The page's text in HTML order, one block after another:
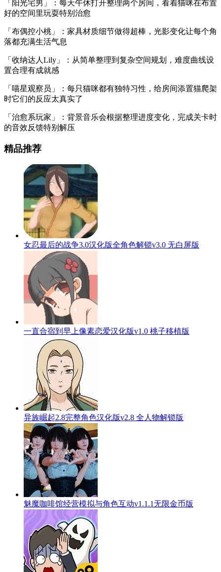
「阳光宅男」：每天午休打开整理两个房间，看着猫咪在布置
好的空间里玩耍特别治愈
「布偶控小桃」：家具材质细节做得超棒，光影变化让每个角
落都充满生活气息
「收纳达人Lily」：从简单整理到复杂空间规划，难度曲线设
置合理有成就感
「喵星观察员」：每只猫咪都有独特习性，给房间添置猫爬架
时它们的反应太真实了
「治愈系玩家」：背景音乐会根据整理进度变化，完成关卡时
的音效反馈特别解压
精品推荐
女忍最后的战争3.0汉化版全角色解锁v3.0 无白屏版
一直合宿到早上像素恋爱汉化版v1.0 桃子移植版
异族崛起2.8完整角色汉化版v2.8 全人物解锁版
魅魔咖啡馆经营模拟与角色互动v1.1.1无限金币版